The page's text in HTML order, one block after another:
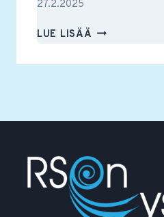
27.2.2025
LUE LISÄÄ RSON
RY:N